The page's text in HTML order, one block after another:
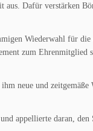
Dafür verstärken
Wiederwahl für
zum
neue und
appellierte daran,